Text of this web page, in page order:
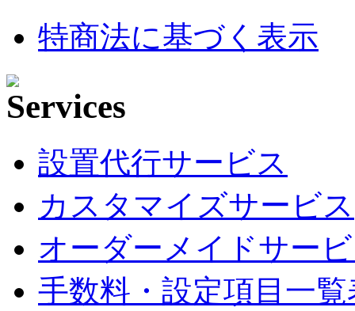
特商法に基づく表示
設置代行サービス
カスタマイズサービス
オーダーメイドサー
手数料・設定項目一覧